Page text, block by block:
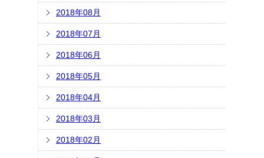
2018年08月
2018年07月
2018年06月
2018年05月
2018年04月
2018年03月
2018年02月